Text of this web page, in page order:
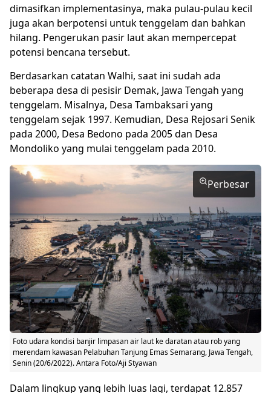
dimasifkan implementasinya, maka pulau-pulau kecil
juga akan berpotensi untuk tenggelam dan bahkan
hilang. Pengerukan pasir laut akan mempercepat
potensi bencana tersebut.
Berdasarkan catatan Walhi, saat ini sudah ada
beberapa desa di pesisir Demak, Jawa Tengah yang
tenggelam. Misalnya, Desa Tambaksari yang
tenggelam sejak 1997. Kemudian, Desa Rejosari Senik
pada 2000, Desa Bedono pada 2005 dan Desa
Mondoliko yang mulai tenggelam pada 2010.
Perbesar
Foto udara kondisi banjir limpasan air laut ke daratan atau rob yang
merendam kawasan Pelabuhan Tanjung Emas Semarang, Jawa Tengah,
Senin (20/6/2022). Antara Foto/Aji Styawan
Dalam lingkup yang lebih luas lagi, terdapat 12.857